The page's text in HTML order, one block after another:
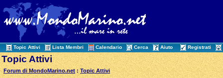
Topic Attivi Lista Membri Calendario Cerca Aiuto Registrati
Topic Attivi
Forum di MondoMarino.net :Topic Attivi